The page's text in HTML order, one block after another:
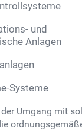
und
Anlagen
Systeme
Umgang mit